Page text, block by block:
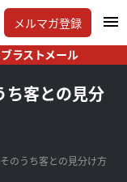
メルマガ登録
ラストメール
ち客との見分
のうち客との見分け方